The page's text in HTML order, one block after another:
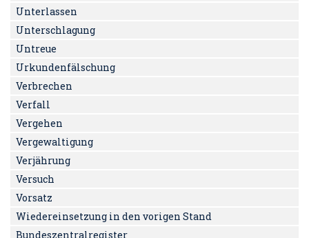
Unterlassen
Unterschlagung
Untreue
Urkundenfälschung
Verbrechen
Verfall
Vergehen
Vergewaltigung
Verjährung
Versuch
Vorsatz
Wiedereinsetzung in den vorigen Stand
Bundeszentralregister